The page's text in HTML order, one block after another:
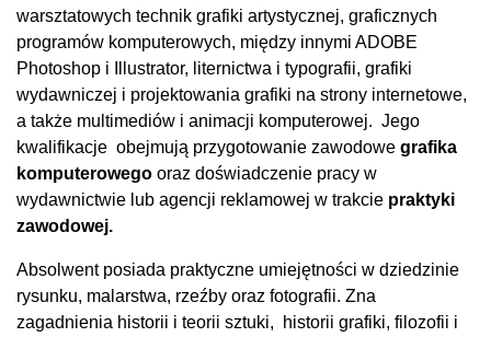
warsztatowych technik grafiki artystycznej, graficznych
programów komputerowych, między innymi ADOBE
Photoshop i Illustrator, liternictwa i typografii, grafiki
wydawniczej i projektowania grafiki na strony internetowe,
a także multimediów i animacji komputerowej. Jego
kwalifikacje obejmują przygotowanie zawodowe grafika
komputerowego oraz doświadczenie pracy w
wydawnictwie lub agencji reklamowej w trakcie praktyki
zawodowej.
Absolwent posiada praktyczne umiejętności w dziedzinie
rysunku, malarstwa, rzeźby oraz fotografii. Zna
zagadnienia historii i teorii sztuki, historii grafiki, filozofii i